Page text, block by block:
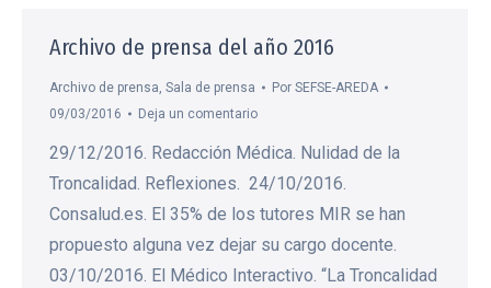
Archivo de prensa del año 2016
Archivo de prensa, Sala de prensa Por SEFSE-AREDA
09/03/2016
Deja un comentario
29/12/2016. Redacción Médica. Nulidad de la
Troncalidad. Reflexiones. 24/10/2016.
Consalud.es. El 35% de los tutores MIR se han
propuesto alguna vez dejar su cargo docente.
03/10/2016. El Médico Interactivo. “La Troncalidad